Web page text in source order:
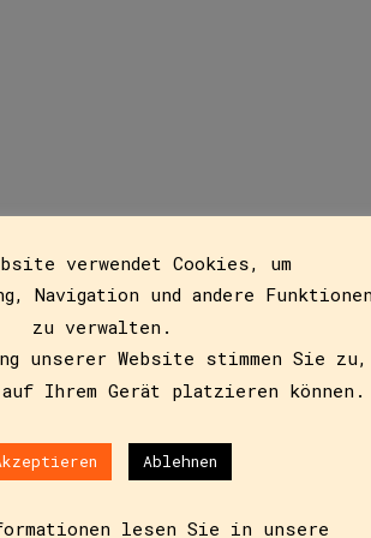
verwendet Cookies, um
Navigation und andere Funktionen
zu verwalten.
unserer Website stimmen Sie zu,
Ihrem Gerät platzieren können.
Ablehnen
lesen Sie in unsere